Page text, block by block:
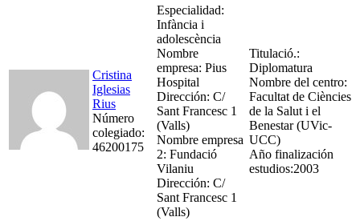
Cristina
Iglesias
Rius
Número
colegiado:
46200175
Especialidad:
Infància i
adolescència
Nombre
empresa: Pius
Hospital
Dirección: C/
Sant Francesc 1
(Valls)
Nombre empresa
2: Fundació
Vilaniu
Dirección: C/
Sant Francesc 1
(Valls)
Titulació.:
Diplomatura
Nombre del centro:
Facultat de Ciències
de la Salut i el
Benestar (UVic-
UCC)
Año finalización
estudios:2003